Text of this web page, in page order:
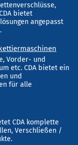
bietet
angepasst
Vorder- und
etc. CDA bietet ein
und
für alle
CDA komplette
Verschließen /